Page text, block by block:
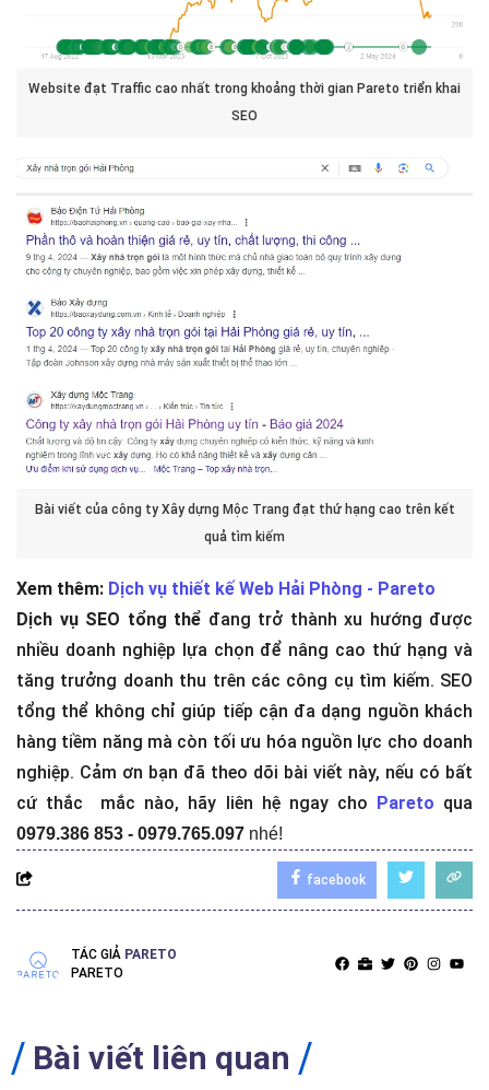
Website đạt Traffic cao nhất trong khoảng thời gian Pareto triển khai
SEO
Bài viết của công ty Xây dựng Mộc Trang đạt thứ hạng cao trên kết
quả tìm kiếm
Xem thêm: Dịch vụ thiết kế Web Hải Phòng - Pareto
Dịch vụ SEO tổng thể đang trở thành xu hướng được
nhiều doanh nghiệp lựa chọn để nâng cao thứ hạng và
tăng trưởng doanh thu trên các công cụ tìm kiếm. SEO
tổng thể không chỉ giúp tiếp cận đa dạng nguồn khách
hàng tiềm năng mà còn tối ưu hóa nguồn lực cho doanh
nghiệp. Cảm ơn bạn đã theo dõi bài viết này, nếu có bất
cứ thắc mắc nào, hãy liên hệ ngay cho
Pareto qua
0979.386 853 - 0979.765.097 nhé!
facebook
TÁC GIẢ PARETO
PARETO
Bài viết liên quan